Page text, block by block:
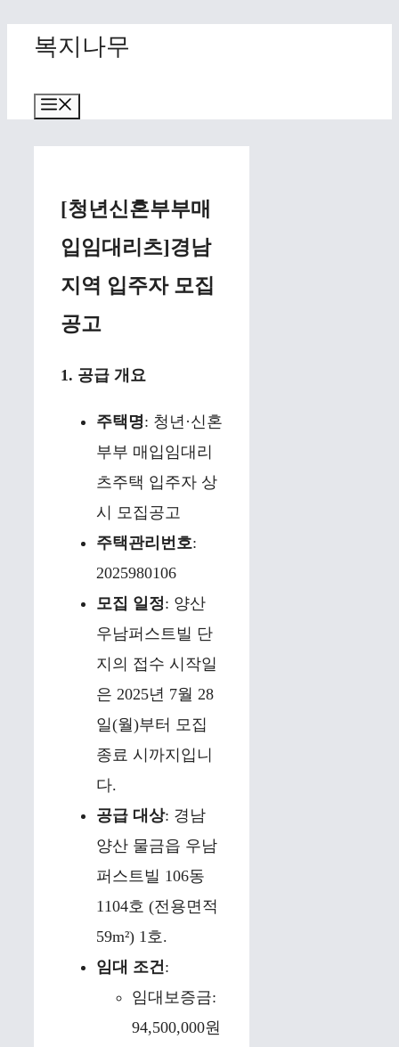
content
복지나무
[청년신혼부부매
입임대리츠]경남
지역 입주자 모집
공고
1. 공급 개요
주택명: 청년·신혼
부부 매입임대리
츠주택 입주자 상
시 모집공고
주택관리번호:
2025980106
모집 일정: 양산
우남퍼스트빌 단
지의 접수 시작일
은 2025년 7월 28
일(월)부터 모집
종료 시까지입니
다.
공급 대상: 경남
양산 물금읍 우남
퍼스트빌 106동
1104호 (전용면적
59m²) 1호.
임대 조건:
임대보증금:
94,500,000원